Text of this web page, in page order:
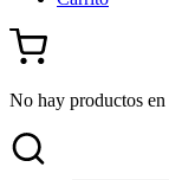
No hay productos